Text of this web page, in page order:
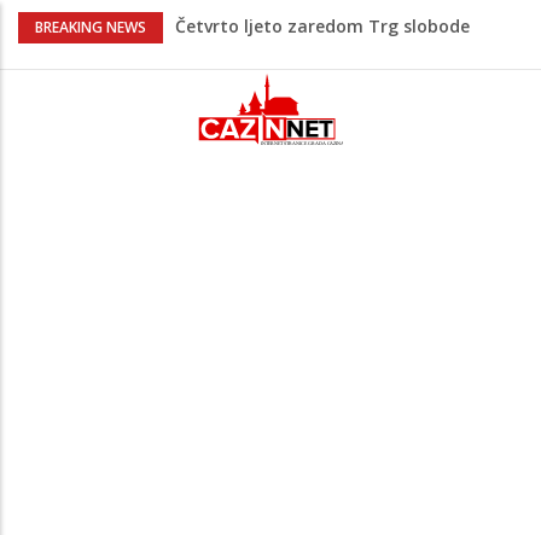
BREAKING NEWS
Četvrto ljeto zaredom Trg slobode
Na Ahiret preselio Veladžić (Abid)
Muhamed